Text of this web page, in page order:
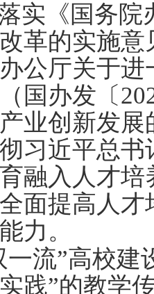
实《国务
革的实施意
办公厅关于
国办发〔
业创新发
习近平总
融入人才
面提高人
力。
一流”高校建
践”的教学